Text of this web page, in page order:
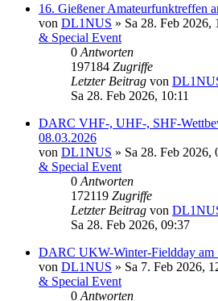
16. Gießener Amateurfunktreffen
von DL1NUS » Sa 28. Feb 2026,
& Special Event
0 Antworten
197184 Zugriffe
Letzter Beitrag von
Sa 28. Feb 2026, 10:11
DARC VHF-, UHF-, SHF-
08.03.2026
von DL1NUS » Sa 28. Feb 2026,
& Special Event
0 Antworten
172119 Zugriffe
Letzter Beitrag von
Sa 28. Feb 2026, 09:37
DARC UKW-Winter-Fieldday am
von DL1NUS » Sa 7. Feb 2026,
& Special Event
0 Antworten